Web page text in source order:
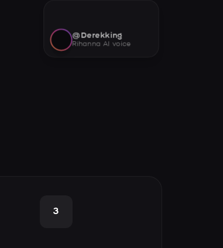
@Derekking
Rihanna AI voice
3